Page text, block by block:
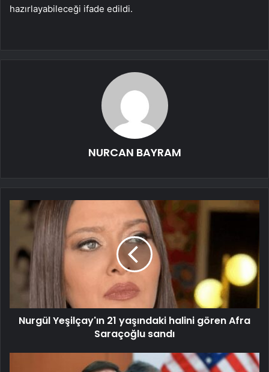
hazırlayabileceği ifade edildi.
NURCAN BAYRAM
Nurgül Yeşilçay'ın 21 yaşındaki halini gören Afra
Saraçoğlu sandı